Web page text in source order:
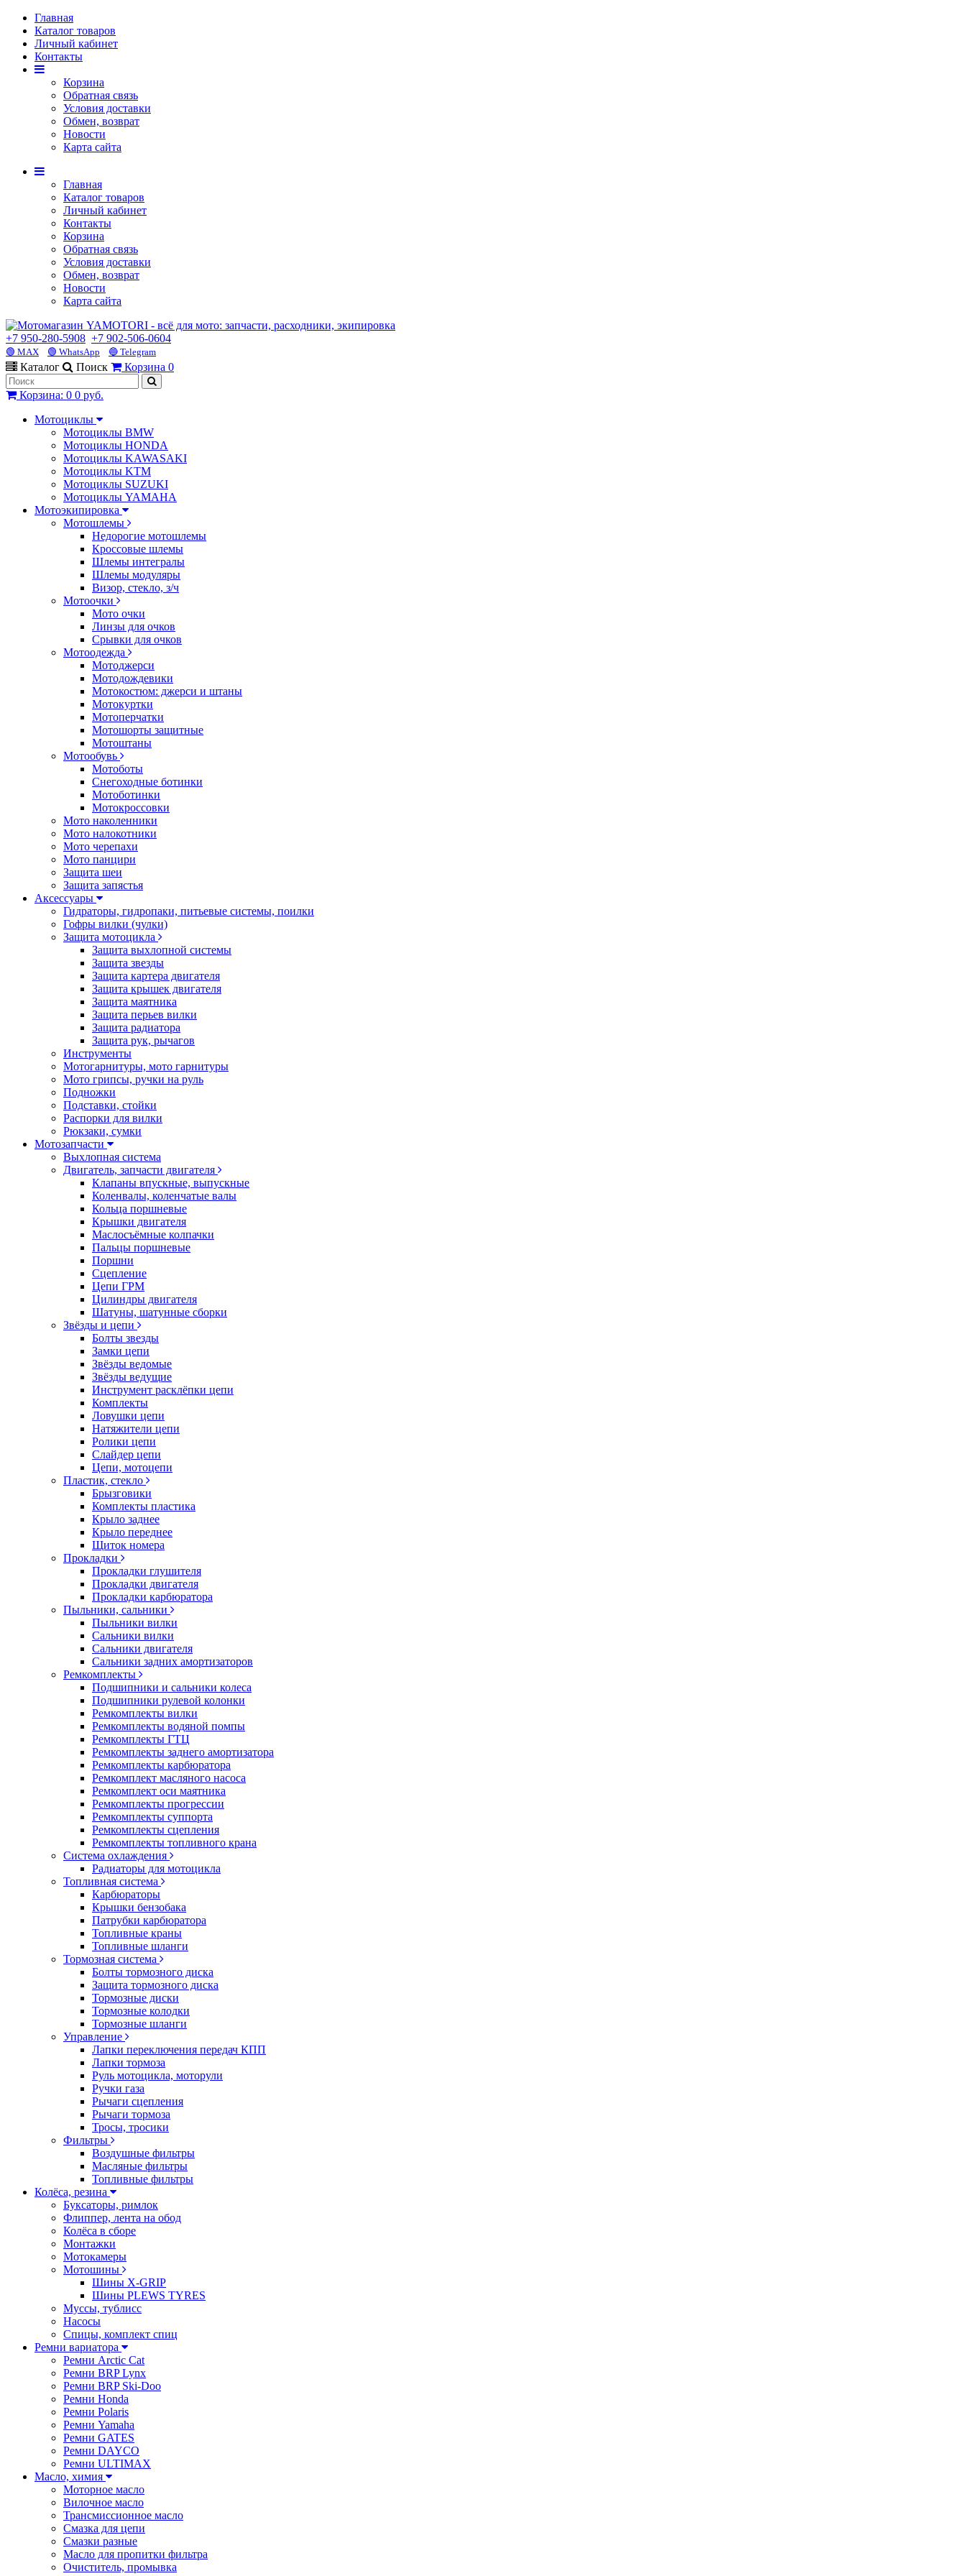
Главная
Каталог товаров
Личный кабинет
Контакты
Корзина
Обратная связь
Условия доставки
Обмен, возврат
Новости
Карта сайта
Главная
Каталог товаров
Личный кабинет
Контакты
Корзина
Обратная связь
Условия доставки
Обмен, возврат
Новости
Карта сайта
+7 950-280-5908 +7 902-506-0604
🟢 MAX 🟢 WhatsApp 🔵 Telegram
Каталог Поиск Корзина 0
Корзина: 0 0 руб.
Мотоциклы
Мотоциклы BMW
Мотоциклы HONDA
Мотоциклы KAWASAKI
Мотоциклы KTM
Мотоциклы SUZUKI
Мотоциклы YAMAHA
Мотоэкипировка
Мотошлемы
Недорогие мотошлемы
Кроссовые шлемы
Шлемы интегралы
Шлемы модуляры
Визор, стекло, з/ч
Мотоочки
Мото очки
Линзы для очков
Срывки для очков
Мотоодежда
Мотоджерси
Мотодождевики
Мотокостюм: джерси и штаны
Мотокуртки
Мотоперчатки
Мотошорты защитные
Мотоштаны
Мотообувь
Мотоботы
Снегоходные ботинки
Мотоботинки
Мотокроссовки
Мото наколенники
Мото налокотники
Мото черепахи
Мото панцири
Защита шеи
Защита запястья
Аксессуары
Гидраторы, гидропаки, питьевые системы, поилки
Гофры вилки (чулки)
Защита мотоцикла
Защита выхлопной системы
Защита звезды
Защита картера двигателя
Защита крышек двигателя
Защита маятника
Защита перьев вилки
Защита радиатора
Защита рук, рычагов
Инструменты
Мотогарнитуры, мото гарнитуры
Мото грипсы, ручки на руль
Подножки
Подставки, стойки
Распорки для вилки
Рюкзаки, сумки
Мотозапчасти
Выхлопная система
Двигатель, запчасти двигателя
Клапаны впускные, выпускные
Коленвалы, коленчатые валы
Кольца поршневые
Крышки двигателя
Маслосъёмные колпачки
Пальцы поршневые
Поршни
Сцепление
Цепи ГРМ
Цилиндры двигателя
Шатуны, шатунные сборки
Звёзды и цепи
Болты звезды
Замки цепи
Звёзды ведомые
Звёзды ведущие
Инструмент расклёпки цепи
Комплекты
Ловушки цепи
Натяжители цепи
Ролики цепи
Слайдер цепи
Цепи, мотоцепи
Пластик, стекло
Брызговики
Комплекты пластика
Крыло заднее
Крыло переднее
Щиток номера
Прокладки
Прокладки глушителя
Прокладки двигателя
Прокладки карбюратора
Пыльники, сальники
Пыльники вилки
Сальники вилки
Сальники двигателя
Сальники задних амортизаторов
Ремкомплекты
Подшипники и сальники колеса
Подшипники рулевой колонки
Ремкомплекты вилки
Ремкомплекты водяной помпы
Ремкомплекты ГТЦ
Ремкомплекты заднего амортизатора
Ремкомплекты карбюратора
Ремкомплект масляного насоса
Ремкомплект оси маятника
Ремкомплекты прогрессии
Ремкомплекты суппорта
Ремкомплекты сцепления
Ремкомплекты топливного крана
Система охлаждения
Радиаторы для мотоцикла
Топливная система
Карбюраторы
Крышки бензобака
Патрубки карбюратора
Топливные краны
Топливные шланги
Тормозная система
Болты тормозного диска
Защита тормозного диска
Тормозные диски
Тормозные колодки
Тормозные шланги
Управление
Лапки переключения передач КПП
Лапки тормоза
Руль мотоцикла, моторули
Ручки газа
Рычаги сцепления
Рычаги тормоза
Тросы, тросики
Фильтры
Воздушные фильтры
Масляные фильтры
Топливные фильтры
Колёса, резина
Буксаторы, римлок
Флиппер, лента на обод
Колёса в сборе
Монтажки
Мотокамеры
Мотошины
Шины X-GRIP
Шины PLEWS TYRES
Муссы, тублисс
Насосы
Спицы, комплект спиц
Ремни вариатора
Ремни Arctic Cat
Ремни BRP Lynx
Ремни BRP Ski-Doo
Ремни Honda
Ремни Polaris
Ремни Yamaha
Ремни GATES
Ремни DAYCO
Ремни ULTIMAX
Масло, химия
Моторное масло
Вилочное масло
Трансмиссионное масло
Смазка для цепи
Смазки разные
Масло для пропитки фильтра
Очиститель, промывка